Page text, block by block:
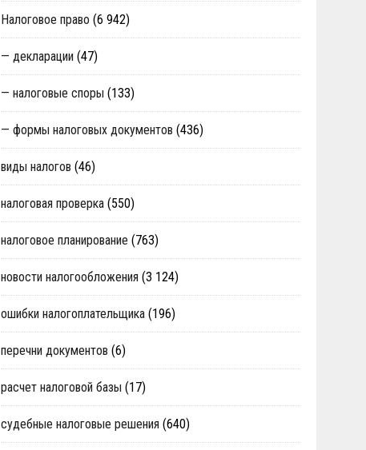
Налоговое право (6 942)
— декларации (47)
— налоговые споры (133)
— формы налоговых документов (436)
виды налогов (46)
налоговая проверка (550)
налоговое планирование (763)
новости налогообложения (3 124)
ошибки налогоплательщика (196)
перечни документов (6)
расчет налоговой базы (17)
судебные налоговые решения (640)